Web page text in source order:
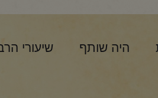
היה שותף שיעורי